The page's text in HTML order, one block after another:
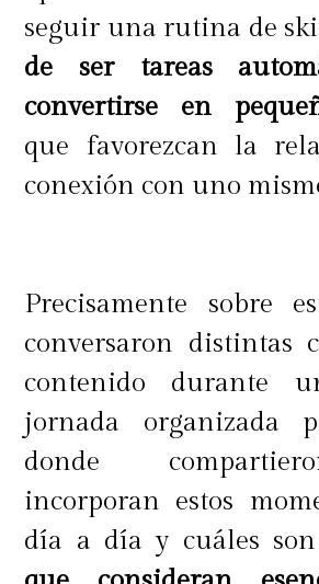
seguir una rutina de
de ser tareas
convertirse en
que favorezcan la
conexión con uno
Precisamente sobre
conversaron distintas
contenido durante
jornada organizada
donde
incorporan estos
día a día y cuáles son